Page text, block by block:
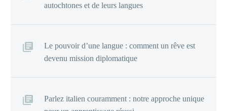
autochtones et de leurs langues
Le pouvoir d’une langue : comment un rêve est
devenu mission diplomatique
Parlez italien couramment : notre approche unique